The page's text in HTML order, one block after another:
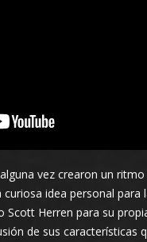
vez crearon un
idea personal
Scott Herren para su
de sus características